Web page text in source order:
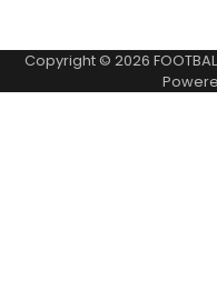
Copyright © 2026